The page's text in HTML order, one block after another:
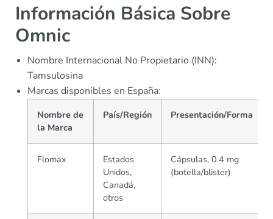
Información Básica Sobre
Omnic
Nombre Internacional No Propietario (INN):
Tamsulosina
Marcas disponibles en España:
Nombre de
la Marca
País/Región Presentación/Forma
Flomax
Estados
Unidos,
Canadá,
otros
Cápsulas, 0.4 mg
(botella/blister)